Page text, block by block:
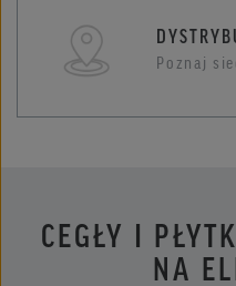
Poznaj
CEGŁY I
NA